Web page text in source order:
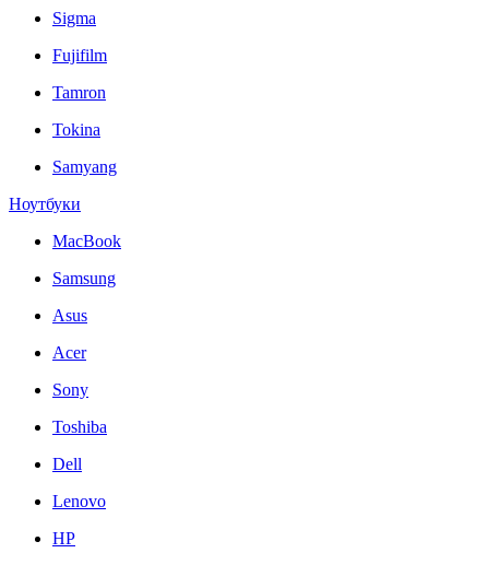
Sigma
Fujifilm
Tamron
Tokina
Samyang
Ноутбуки
MacBook
Samsung
Asus
Acer
Sony
Toshiba
Dell
Lenovo
HP